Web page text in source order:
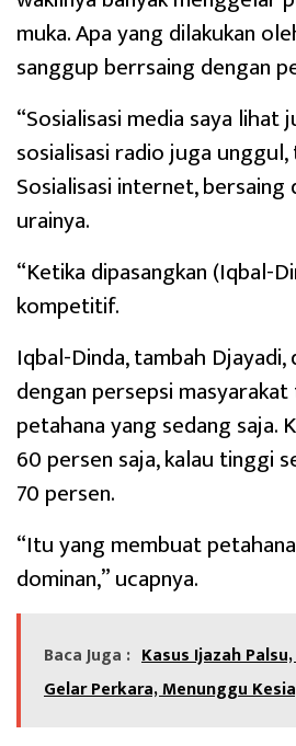
muka. Apa yang dilakukan
sanggup berrsaing dengan
“Sosialisasi media saya lihat
sosialisasi radio juga
Sosialisasi internet, bersaing
urainya.
“Ketika dipasangkan (Iqbal-
kompetitif.
Iqbal-Dinda, tambah
dengan persepsi
petahana yang sedang saja.
60 persen saja, kalau tinggi
70 persen.
“Itu yang membuat
dominan,” ucapnya.
Baca Juga : Kasus Ijazah
Gelar Perkara, Menunggu